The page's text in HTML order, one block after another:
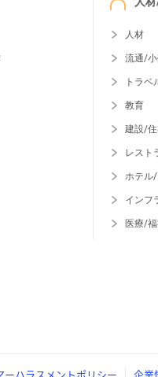
人材
流通/
トラ
教育
建設/
レスト
ホテル
インフ
医療/